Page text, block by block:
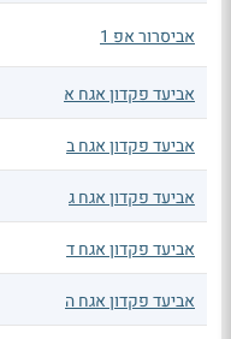
אביסרור אפ 1
אביעד פקדון אגח א
אביעד פקדון אגח ב
אביעד פקדון אגח ג
אביעד פקדון אגח ד
אביעד פקדון אגח ה